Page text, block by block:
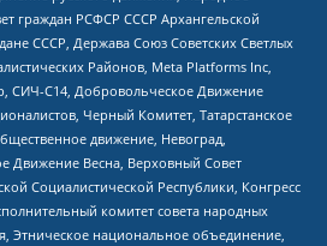
граждан РСФСР СССР Архангельской
СССР, Держава Союз Советских Светлых
Районов, Meta Platforms Inc,
СИЧ-С14, Добровольческое Движение
Черный Комитет, Татарстанское
движение, Невоград,
Движение Весна, Верховный Совет
Социалистической Республики, Конгресс
комитет совета народных
Этническое национальное объединение,